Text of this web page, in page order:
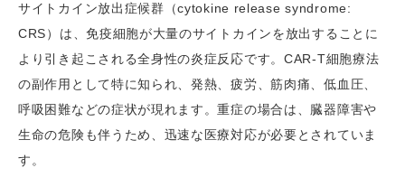
サイトカイン放出症候群（cytokine release syndrome:
CRS）は、免疫細胞が大量のサイトカインを放出することに
より引き起こされる全身性の炎症反応です。CAR-T細胞療法
の副作用として特に知られ、発熱、疲労、筋肉痛、低血圧、
呼吸困難などの症状が現れます。重症の場合は、臓器障害や
生命の危険も伴うため、迅速な医療対応が必要とされていま
す。